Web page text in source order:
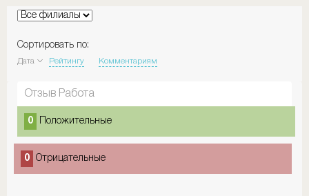
Сортировать по:
Дата Рейтингу Комментариям
Отзыв Работа
0 Положительные
0 Отрицательные